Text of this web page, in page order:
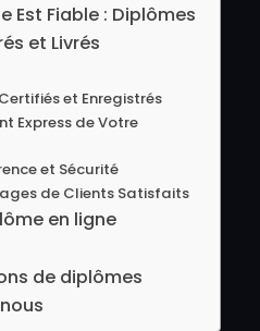
Est Fiable : Diplômes
et Livrés
et Enregistrés
Express de Votre
et Sécurité
de Clients Satisfaits
en ligne
de diplômes